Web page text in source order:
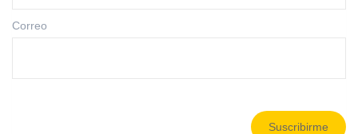
Correo
Suscribirme